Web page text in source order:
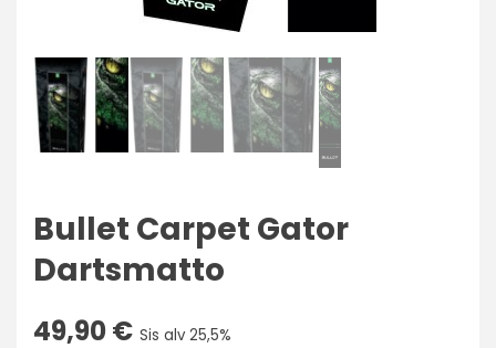
Bullet Carpet Gator
Dartsmatto
49,90€ Sis alv 25,5%